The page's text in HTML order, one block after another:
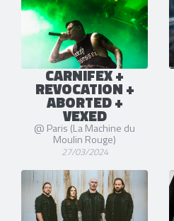
CARNIFEX +
REVOCATION +
ABORTED +
VEXED
@ Paris (La Machine du
Moulin Rouge)
27/03/2024